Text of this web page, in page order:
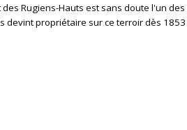
Rugiens-Hauts est sans doute l'un
devint propriétaire sur ce terroir dès